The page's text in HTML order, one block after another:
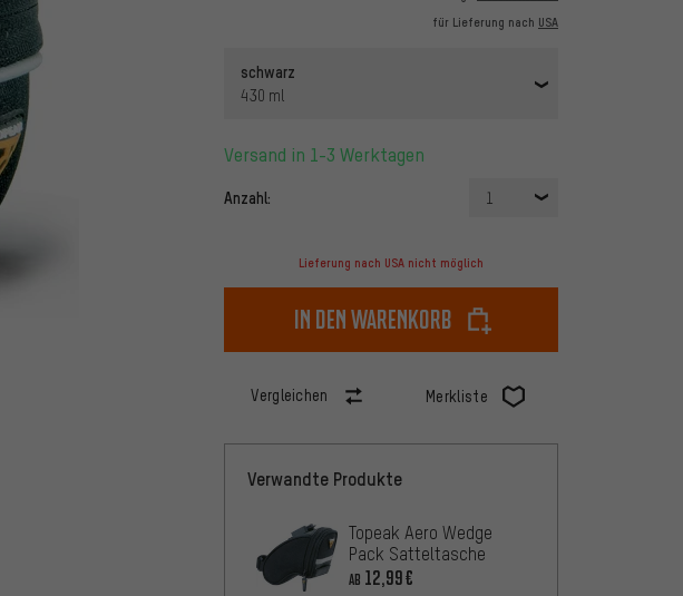
für Lieferung nach USA
schwarz
430 ml
Versand in 1-3 Werktagen
Anzahl: 1
Lieferung nach USA nicht möglich
In den Warenkorb
Vergleichen Merkliste
Verwandte Produkte
Topeak Aero Wedge
Pack Satteltasche
AB 12,99€